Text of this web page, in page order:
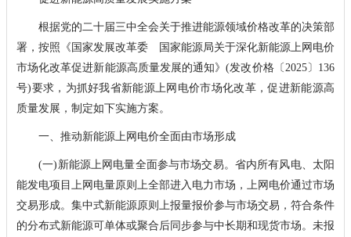
根据党的二十届三中全会关于推进能源领域价格改革的决策部
署，按照《国家发展改革委 国家能源局关于深化新能源上网电价
市场化改革促进新能源高质量发展的通知》(发改价格〔2025〕136
号)要求，为抓好我省新能源上网电价市场化改革，促进新能源高
质量发展，制定如下实施方案。
一、推动新能源上网电价全面由市场形成
(一)新能源上网电量全面参与市场交易。省内所有风电、太阳
能发电项目上网电量原则上全部进入电力市场，上网电价通过市场
交易形成。集中式新能源原则上报量报价参与市场交易，符合条件
的分布式新能源可单体或聚合后同步参与中长期和现货市场。未报